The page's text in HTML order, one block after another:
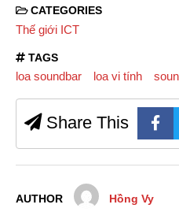
CATEGORIES
Thế giới ICT
TAGS
loa soundbar loa vi tính
Share This
AUTHOR Hồng Vy